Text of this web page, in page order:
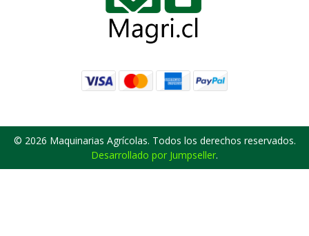
© 2026 Maquinarias Agrícolas. Todos los derechos reservados.
Desarrollado por Jumpseller.